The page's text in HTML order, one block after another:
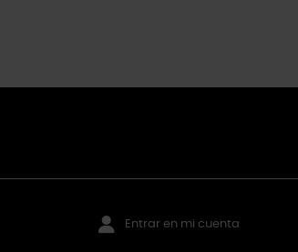
Entrar en mi cuenta